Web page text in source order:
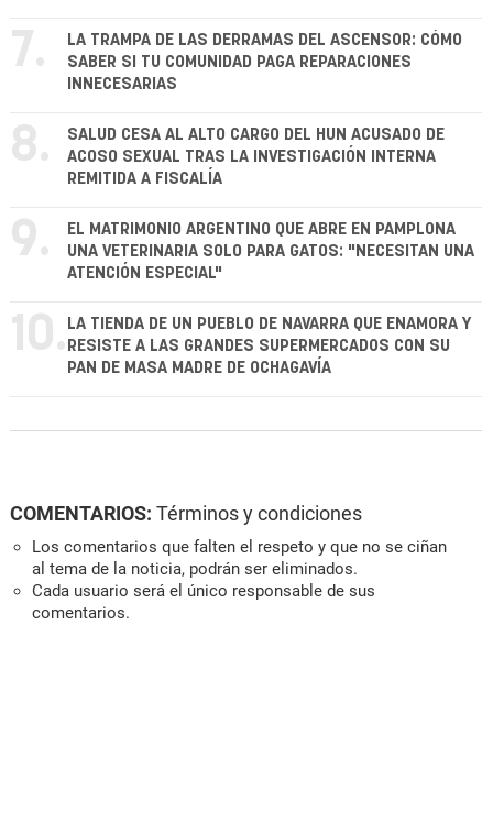
7.
LA TRAMPA DE LAS DERRAMAS DEL ASCENSOR: CÓMO
SABER SI TU COMUNIDAD PAGA REPARACIONES
INNECESARIAS
8.
SALUD CESA AL ALTO CARGO DEL HUN ACUSADO DE
ACOSO SEXUAL TRAS LA INVESTIGACIÓN INTERNA
REMITIDA A FISCALÍA
9.
EL MATRIMONIO ARGENTINO QUE ABRE EN PAMPLONA
UNA VETERINARIA SOLO PARA GATOS: "NECESITAN UNA
ATENCIÓN ESPECIAL"
10. LA TIENDA DE UN PUEBLO DE NAVARRA QUE ENAMORA Y
RESISTE A LAS GRANDES SUPERMERCADOS CON SU
PAN DE MASA MADRE DE OCHAGAVÍA
COMENTARIOS: Términos y condiciones
Los comentarios que falten el respeto y que no se ciñan
al tema de la noticia, podrán ser eliminados.
Cada usuario será el único responsable de sus
comentarios.